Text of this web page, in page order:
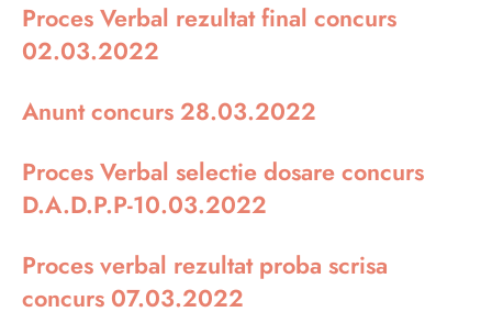
Proces Verbal rezultat final concurs
02.03.2022
Anunt concurs 28.03.2022
Proces Verbal selectie dosare concurs
D.A.D.P.P-10.03.2022
Proces verbal rezultat proba scrisa
concurs 07.03.2022